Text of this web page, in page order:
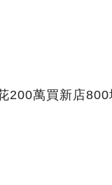
200萬買新店